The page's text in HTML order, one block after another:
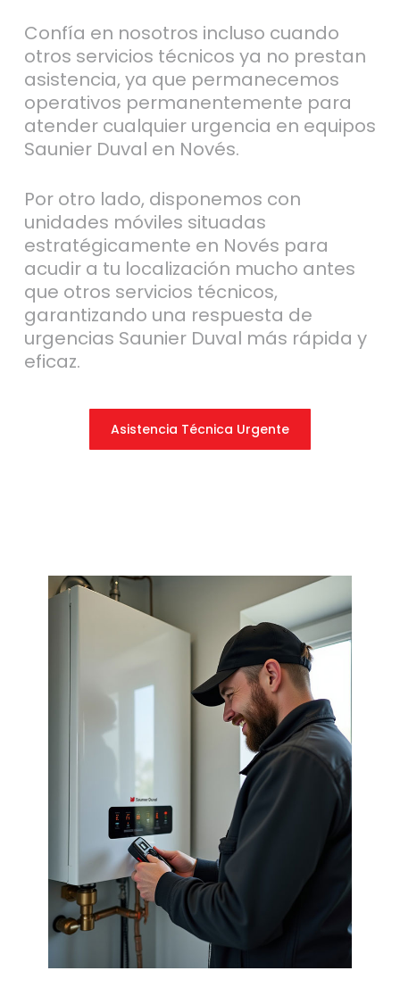
Confía en nosotros incluso cuando
otros servicios técnicos ya no prestan
asistencia, ya que permanecemos
operativos permanentemente para
atender cualquier urgencia en equipos
Saunier Duval en Novés.
Por otro lado, disponemos con
unidades móviles situadas
estratégicamente en Novés para
acudir a tu localización mucho antes
que otros servicios técnicos,
garantizando una respuesta de
urgencias Saunier Duval más rápida y
eficaz.
Asistencia Técnica Urgente